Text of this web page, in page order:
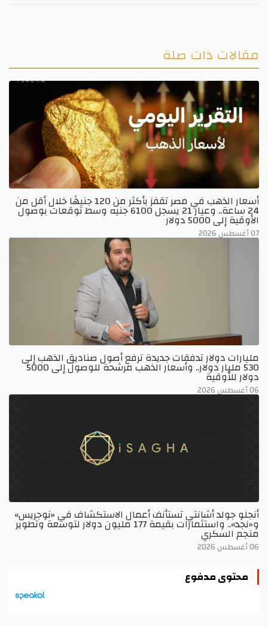
مقالات ذات صلة
أسعار الذهب في مصر تقفز بأكثر من 120 جنيهًا خلال أقل من
24 ساعة.. وعيار 21 يسجل 6100 جنيه وسط توقعات بوصول
الأوقية إلى 5000 دولار
07 أغسطس 2026
مليارات دولار تدفقات جديدة ترفع أصول صناديق الذهب إلى
530 مليار دولار.. وأسعار الذهب مرشحة للوصول إلى 5000
دولار للأوقية
06 أغسطس 2026
أنجلو جولد أشانتي تستأنف أعمال الاستكشاف في «نوجريس»
و«نجد».. واستثمارات بقيمة 177 مليون دولار لتوسعة وتطوير
منجم السكري
06 أغسطس 2026
محتوى مدفوع